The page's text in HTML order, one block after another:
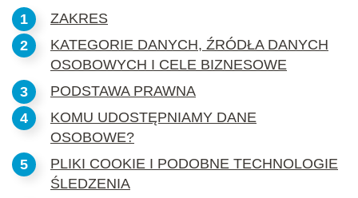
ZAKRES
KATEGORIE DANYCH, ŹRÓDŁA DANYCH
OSOBOWYCH I CELE BIZNESOWE
PODSTAWA PRAWNA
KOMU UDOSTĘPNIAMY DANE
OSOBOWE?
PLIKI COOKIE I PODOBNE TECHNOLOGIE
ŚLEDZENIA